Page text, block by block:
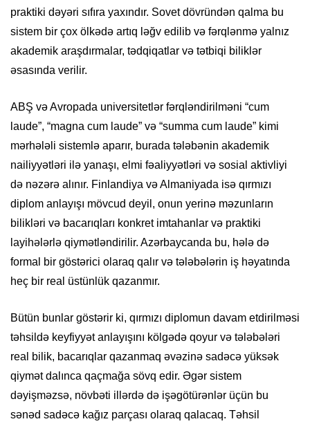
praktiki dəyəri sıfıra yaxındır. Sovet dövründən qalma bu
sistem bir çox ölkədə artıq ləğv edilib və fərqlənmə yalnız
akademik araşdırmalar, tədqiqatlar və tətbiqi biliklər
əsasında verilir.
ABŞ və Avropada universitetlər fərqləndirilməni “cum
laude”, “magna cum laude” və “summa cum laude” kimi
mərhələli sistemlə aparır, burada tələbənin akademik
nailiyyətləri ilə yanaşı, elmi fəaliyyətləri və sosial aktivliyi
də nəzərə alınır. Finlandiya və Almaniyada isə qırmızı
diplom anlayışı mövcud deyil, onun yerinə məzunların
bilikləri və bacarıqları konkret imtahanlar və praktiki
layihələrlə qiymətləndirilir. Azərbaycanda bu, hələ də
formal bir göstərici olaraq qalır və tələbələrin iş həyatında
heç bir real üstünlük qazanmır.
Bütün bunlar göstərir ki, qırmızı diplomun davam etdirilməsi
təhsildə keyfiyyət anlayışını kölgədə qoyur və tələbələri
real bilik, bacarıqlar qazanmaq əvəzinə sadəcə yüksək
qiymət dalınca qaçmağa sövq edir. Əgər sistem
dəyişməzsə, növbəti illərdə də işəgötürənlər üçün bu
sənəd sadəcə kağız parçası olaraq qalacaq. Təhsil